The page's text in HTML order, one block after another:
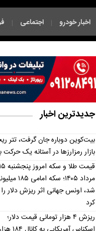
اخبار خودرو | اجتماعی |
جدیدترین اخبار
بیت‌کوین دوباره جان گرفت، تتر
بازار رمزارزها در آستانه یک
قیمت طلا و سکه
مرداد ۱۴۰۵؛ سکه امامی
شد، اونس جهانی اثر ریزش دلار
کرد
ریزش ۴ هزار تومانی قیمت دلار؛